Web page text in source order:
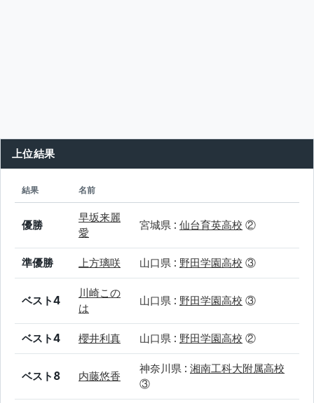
上位結果
結果 シード
名前
優勝
早坂来麗
愛
宮城県 : 仙台育英高校 ②
準優勝 上方璃咲 山口県 : 野田学園高校 ③
ベスト4
川崎この
は
山口県 : 野田学園高校 ③
ベスト4 櫻井利真 山口県 : 野田学園高校 ②
ベスト8 内藤悠香
神奈川県 : 湘南工科大附属高校
③